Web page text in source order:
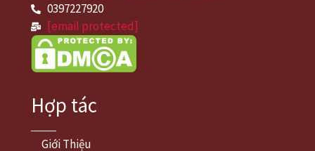
0397227920
[email protected]
Hợp tác
Giới Thiệu